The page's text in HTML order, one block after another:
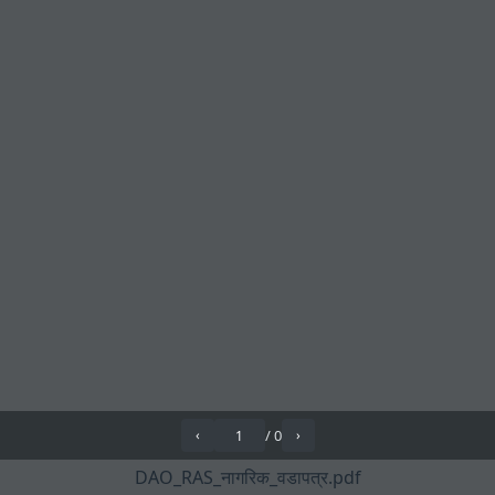
‹ /0 ›
DAO_RAS_नागरिक_वडापत्र.pdf